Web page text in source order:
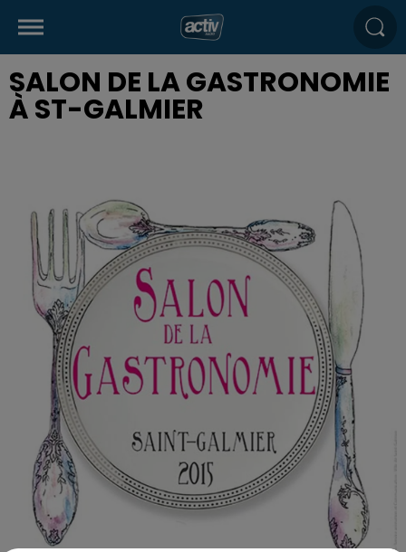
SALON DE LA GASTRONOMIE
À ST-GALMIER